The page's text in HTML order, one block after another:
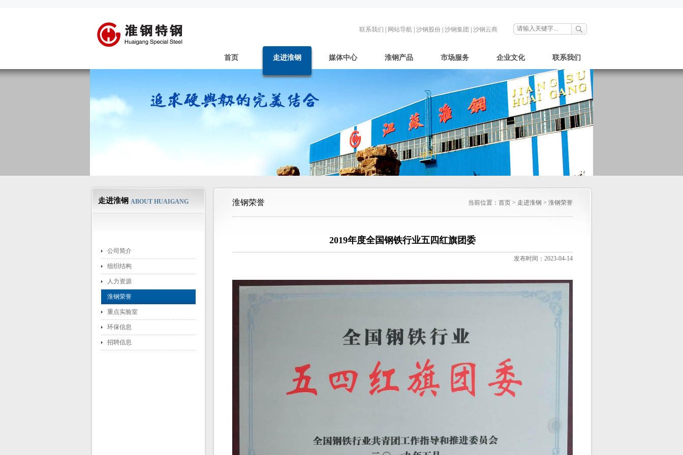
联系我们 网站导航 沙钢股份 沙钢集团 沙钢云商
首页 走进淮钢 媒体中心 淮钢产品 市场服务 企业文化 联系我们
走进淮钢 ABOUT HUAIGANG
公司简介
组织结构
人力资源
淮钢荣誉
重点实验室
环保信息
招聘信息
当前位置： 首页 > 走进淮钢 > 淮钢荣誉
淮钢荣誉
2019年度全国钢铁行业五四红旗团委
发布时间：2023-04-14